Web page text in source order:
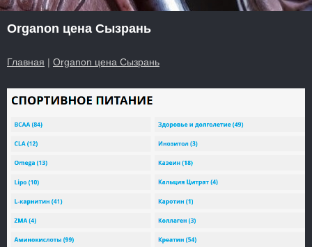
Organon цена Сызрань
Главная | Organon цена Сызрань